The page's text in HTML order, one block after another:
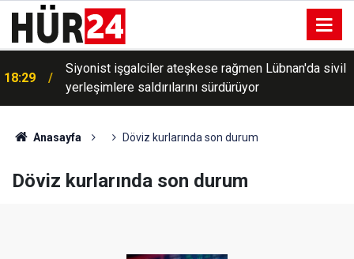
18:29
Siyonist işgalciler ateşkese rağmen Lübnan'da sivil
yerleşimlere saldırılarını sürdürüyor
Anasayfa Döviz kurlarında son durum
Döviz kurlarında son durum